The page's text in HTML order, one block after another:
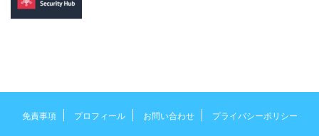
免責事項 プロフィール お問い合わせ プライバシーポリシー